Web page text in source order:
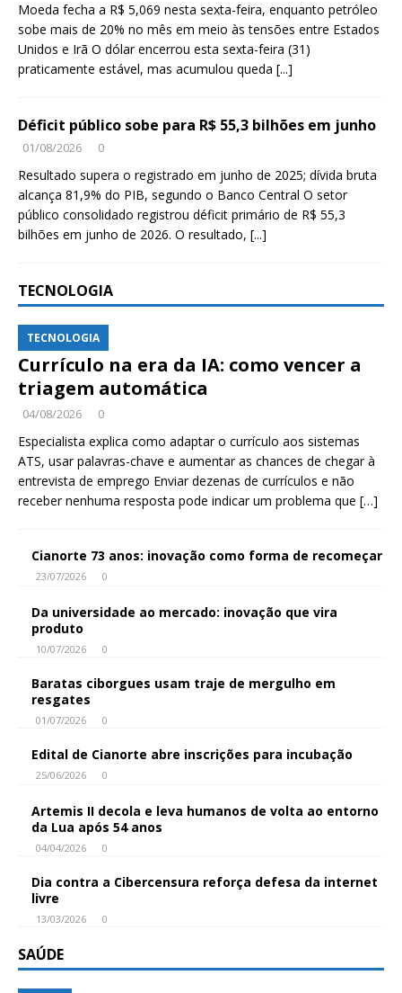
Moeda fecha a R$ 5,069 nesta sexta-feira, enquanto petróleo
sobe mais de 20% no mês em meio às tensões entre Estados
Unidos e Irã O dólar encerrou esta sexta-feira (31)
praticamente estável, mas acumulou queda [...]
Déficit público sobe para R$ 55,3 bilhões em junho
01/08/2026 0
Resultado supera o registrado em junho de 2025; dívida bruta
alcança 81,9% do PIB, segundo o Banco Central O setor
público consolidado registrou déficit primário de R$ 55,3
bilhões em junho de 2026. O resultado, [...]
TECNOLOGIA
TECNOLOGIA
Currículo na era da IA: como vencer a
triagem automática
04/08/2026 0
Especialista explica como adaptar o currículo aos sistemas
ATS, usar palavras-chave e aumentar as chances de chegar à
entrevista de emprego Enviar dezenas de currículos e não
receber nenhuma resposta pode indicar um problema que […]
Cianorte 73 anos: inovação como forma de recomeçar
23/07/2026 0
Da universidade ao mercado: inovação que vira
produto
10/07/2026 0
Baratas ciborgues usam traje de mergulho em
resgates
01/07/2026 0
Edital de Cianorte abre inscrições para incubação
25/06/2026 0
Artemis II decola e leva humanos de volta ao entorno
da Lua após 54 anos
04/04/2026 0
Dia contra a Cibercensura reforça defesa da internet
livre
13/03/2026 0
SAÚDE